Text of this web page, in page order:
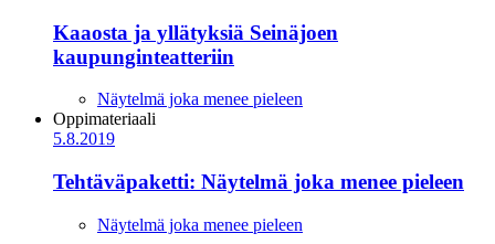
Kaaosta ja yllätyksiä Seinäjoen
kaupunginteatteriin
Näytelmä joka menee pieleen
Oppimateriaali
5.8.2019
Tehtäväpaketti: Näytelmä joka menee pieleen
Näytelmä joka menee pieleen